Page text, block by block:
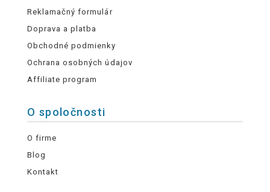
Reklamačný formulár
Doprava a platba
Obchodné podmienky
Ochrana osobných údajov
Affiliate program
O spoločnosti
O firme
Blog
Kontakt